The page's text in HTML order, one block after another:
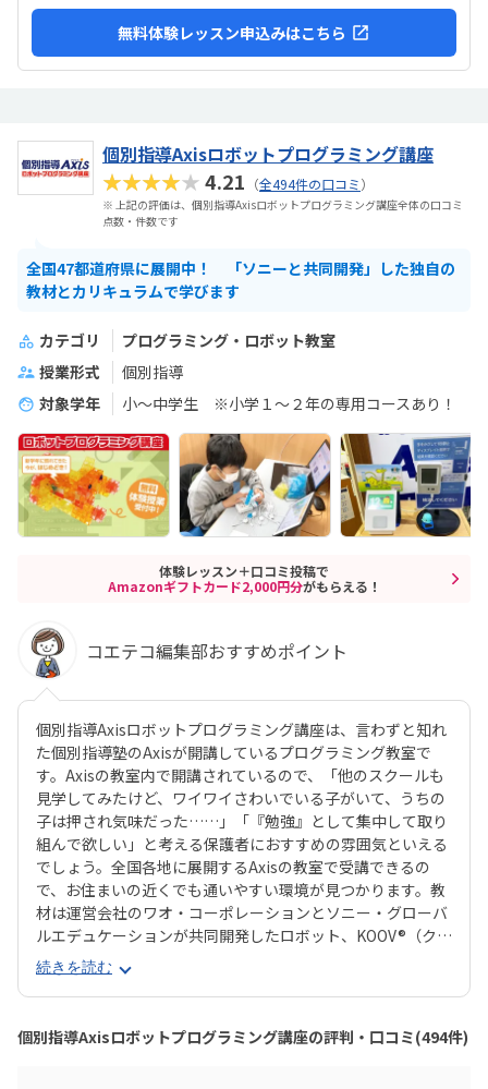
無料体験レッスン申込みはこちら
個別指導Axisロボットプログラミング講座
★★★★★4.21 （全494件の口コミ）
※ 上記の評価は、個別指導Axisロボットプログラミング講座全体の口コミ
点数・件数です
全国47都道府県に展開中！ 「ソニーと共同開発」した独自の
教材とカリキュラムで学びます
カテゴリ
プログラミング・ロボット教室
授業形式
個別指導
対象学年
小～中学生 ※小学１～２年の専用コースあり！
体験レッスン＋口コミ投稿で
Amazonギフトカード2,000円分がもらえる！
コエテコ編集部おすすめポイント
個別指導Axisロボットプログラミング講座は、言わずと知れ
た個別指導塾のAxisが開講しているプログラミング教室で
す。Axisの教室内で開講されているので、「他のスクールも
見学してみたけど、ワイワイさわいでいる子がいて、うちの
子は押され気味だった……」「『勉強』として集中して取り
組んで欲しい」と考える保護者におすすめの雰囲気といえる
でしょう。全国各地に展開するAxisの教室で受講できるの
で、お住まいの近くでも通いやすい環境が見つかります。教
材は運営会社のワオ・コーポレーションとソニー・グローバ
ルエデュケーションが共同開発したロボット、KOOV®︎（クー
ブ）。半透明のカラフルなブロックを組み合わせながらロボ
ットを組み立てていくので、女の子にも人気が高いのがポイ
ント。ロボットが好きな子はもちろん、色彩感覚に優れる子
からも評判の教材です。さらに、高学年からはエンジニアも
使う本格的なプログラミング言語「Python（パイソン）」
続きを読む
個別指導Axisロボットプログラミング講座の評判・口コミ(494件)